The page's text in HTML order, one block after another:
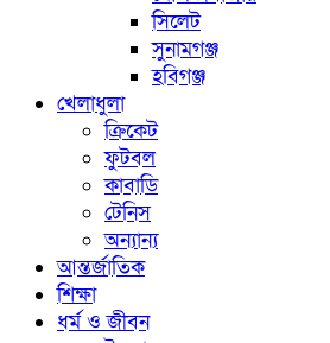
সিলেট
সুনামগঞ্জ
হবিগঞ্জ
খেলাধুলা
ক্রিকেট
ফুটবল
কাবাডি
টেনিস
অন্যান্য
আন্তর্জাতিক
শিক্ষা
ধর্ম ও জীবন